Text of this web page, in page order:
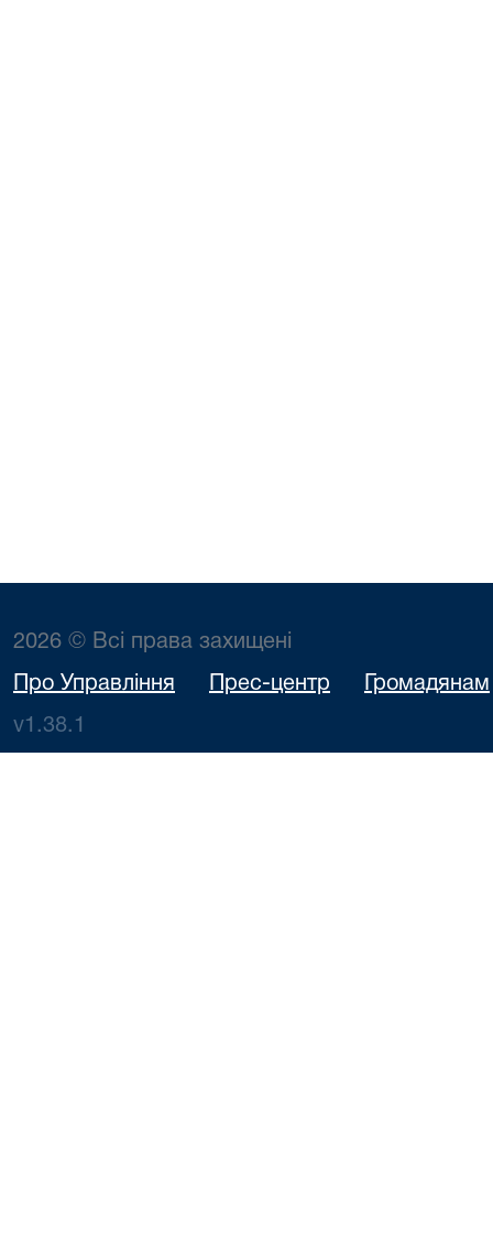
2026 © Всі права захищені
Про Управління Прес-центр Громадянам
v1.38.1